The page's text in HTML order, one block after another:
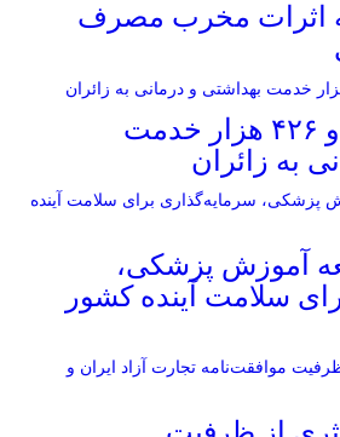
اثرات مخرب مصرف
ارائه دو میلیون و ۴۲۶ هزار خدمت
به زائران
آموزش پزشکی،
سلامت آینده کشور